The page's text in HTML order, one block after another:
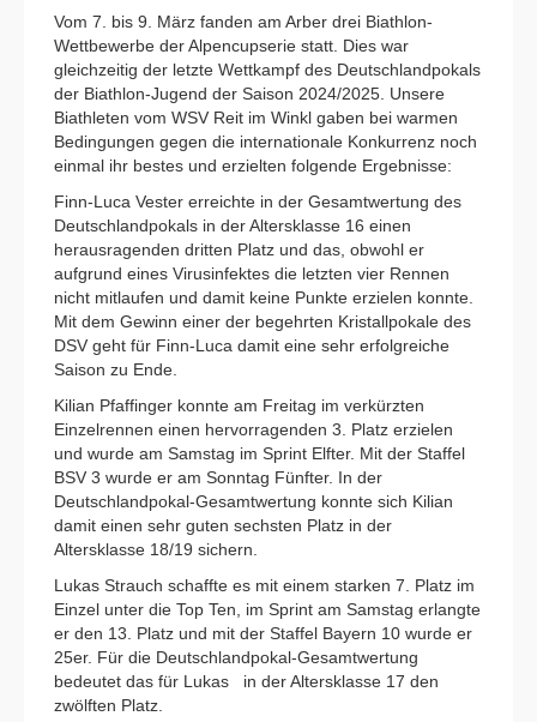
Vom 7. bis 9. März fanden am Arber drei Biathlon-
Wettbewerbe der Alpencupserie statt. Dies war
gleichzeitig der letzte Wettkampf des Deutschlandpokals
der Biathlon-Jugend der Saison 2024/2025. Unsere
Biathleten vom WSV Reit im Winkl gaben bei warmen
Bedingungen gegen die internationale Konkurrenz noch
einmal ihr bestes und erzielten folgende Ergebnisse:
Finn-Luca Vester erreichte in der Gesamtwertung des
Deutschlandpokals in der Altersklasse 16 einen
herausragenden dritten Platz und das, obwohl er
aufgrund eines Virusinfektes die letzten vier Rennen
nicht mitlaufen und damit keine Punkte erzielen konnte.
Mit dem Gewinn einer der begehrten Kristallpokale des
DSV geht für Finn-Luca damit eine sehr erfolgreiche
Saison zu Ende.
Kilian Pfaffinger konnte am Freitag im verkürzten
Einzelrennen einen hervorragenden 3. Platz erzielen
und wurde am Samstag im Sprint Elfter. Mit der Staffel
BSV 3 wurde er am Sonntag Fünfter. In der
Deutschlandpokal-Gesamtwertung konnte sich Kilian
damit einen sehr guten sechsten Platz in der
Altersklasse 18/19 sichern.
Lukas Strauch schaffte es mit einem starken 7. Platz im
Einzel unter die Top Ten, im Sprint am Samstag erlangte
er den 13. Platz und mit der Staffel Bayern 10 wurde er
25er. Für die Deutschlandpokal-Gesamtwertung
bedeutet das für Lukas in der Altersklasse 17 den
zwölften Platz.